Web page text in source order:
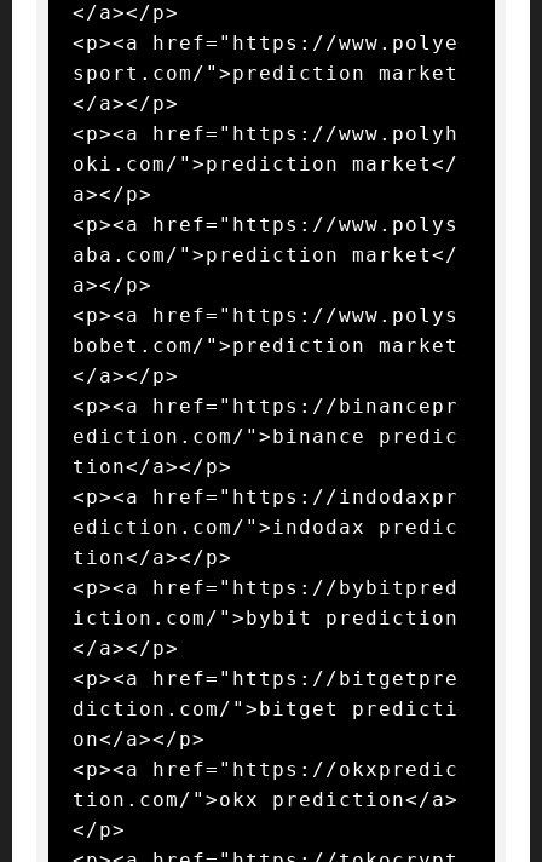
</a></p>
<p><a href="https://www.polye
sport.com/">prediction market
</a></p>
<p><a href="https://www.polyh
oki.com/">prediction market</
a></p>
<p><a href="https://www.polys
aba.com/">prediction market</
a></p>
<p><a href="https://www.polys
bobet.com/">prediction market
</a></p>
<p><a href="https://binancepr
ediction.com/">binance predic
tion</a></p>
<p><a href="https://indodaxpr
ediction.com/">indodax predic
tion</a></p>
<p><a href="https://bybitpred
iction.com/">bybit prediction
</a></p>
<p><a href="https://bitgetpre
diction.com/">bitget predicti
on</a></p>
<p><a href="https://okxpredic
tion.com/">okx prediction</a>
</p>